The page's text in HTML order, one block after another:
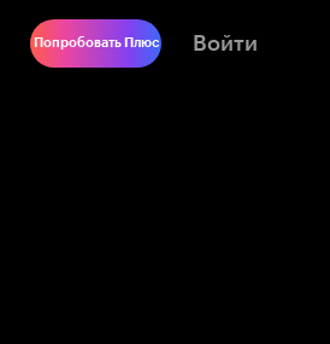
Попробовать Плюс Войти